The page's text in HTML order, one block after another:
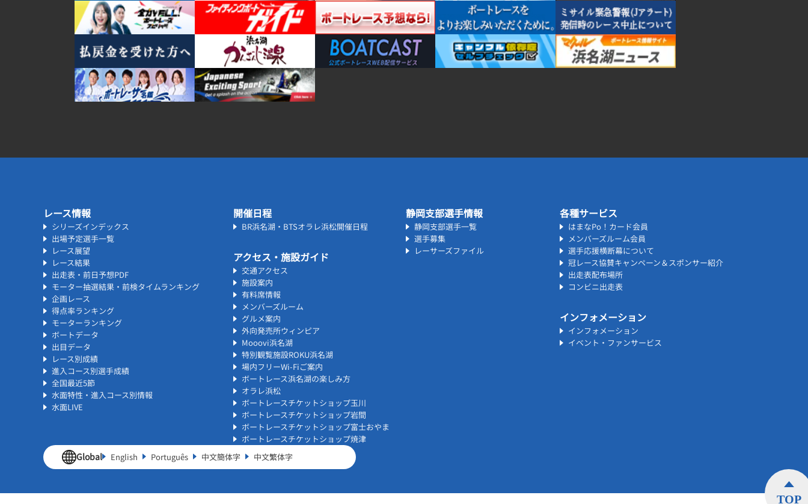
レース情報
シリーズインデックス
出場予定選手一覧
レース展望
レース結果
出走表・前日予想PDF
モーター抽選結果・前検タイムランキング
企画レース
得点率ランキング
モーターランキング
ボートデータ
出目データ
レース別成績
進入コース別選手成績
全国最近5節
水面特性・進入コース別情報
水面LIVE
開催日程
BR浜名湖・BTSオラレ浜松開催日程
アクセス・施設ガイド
交通アクセス
施設案内
有料席情報
メンバーズルーム
グルメ案内
外向発売所ウィンピア
Mooovi浜名湖
特別観覧施設ROKU浜名湖
場内フリーWi-Fiご案内
ボートレース浜名湖の楽しみ方
オラレ浜松
ボートレースチケットショップ玉川
ボートレースチケットショップ岩間
ボートレースチケットショップ富士おやま
ボートレースチケットショップ焼津
静岡支部選手情報
静岡支部選手一覧
選手募集
レーサーズファイル
各種サービス
はまなPo！カード会員
メンバーズルーム会員
選手応援横断幕について
冠レース協賛キャンペーン＆スポンサー紹介
出走表配布場所
コンビニ出走表
インフォメーション
インフォメーション
イベント・ファンサービス
Global English Português 中文簡体字 中文繁体字